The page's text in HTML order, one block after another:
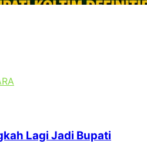
Lagi Jadi Bupati